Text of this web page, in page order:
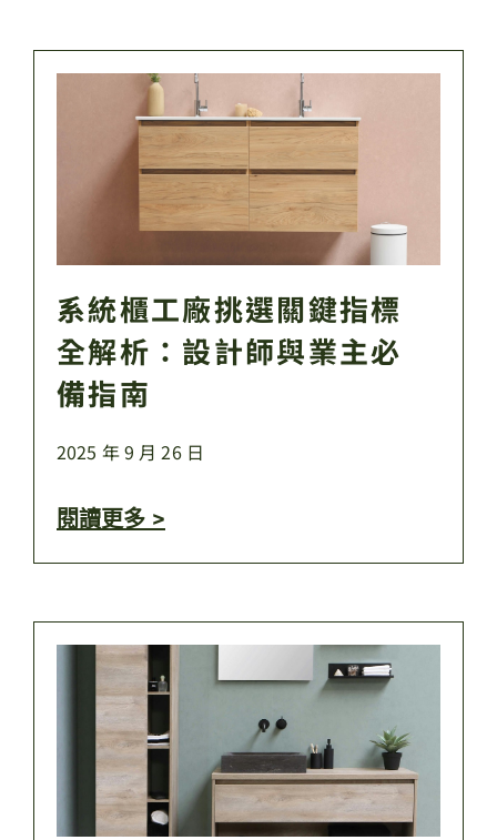
系統櫃工廠挑選關鍵指標
全解析：設計師與業主必
備指南
2025 年 9 月 26 日
閱讀更多 >